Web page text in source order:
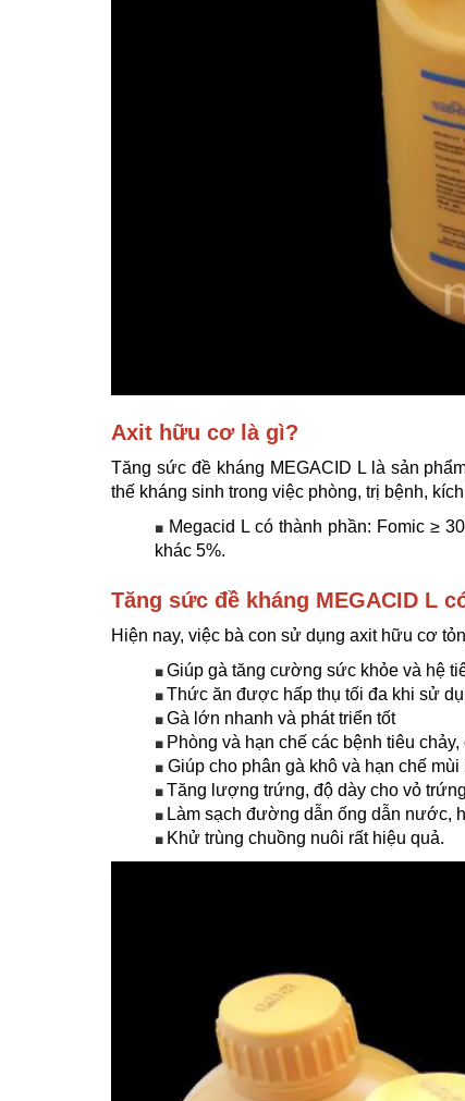
Axit hữu cơ là gì?
Tăng sức đề kháng MEGACID L là sản
thế kháng sinh trong việc phòng, trị bệnh,
■ Megacid L có thành phần: Fomic ≥
khác 5%.
Tăng sức đề kháng MEGACID L
Hiện nay, việc bà con sử dụng axit hữu cơ
■Giúp gà tăng cường sức khỏe và hệ
■Thức ăn được hấp thụ tối đa khi sử
■Gà lớn nhanh và phát triển tốt
■ Phòng và hạn chế các bệnh tiêu
■ Giúp cho phân gà khô và hạn chế
■Tăng lượng trứng, độ dày cho vỏ
■ Làm sạch đường dẫn ống dẫn nước,
■ Khử trùng chuồng nuôi rất hiệu quả.